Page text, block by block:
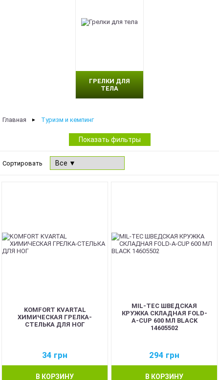
ГРЕЛКИ ДЛЯ
ТЕЛА
Главная ► Туризм и кемпинг
Показать фильтры
Сортировать
KOMFORT KVARTAL
ХИМИЧЕСКАЯ ГРЕЛКА-
СТЕЛЬКА ДЛЯ НОГ
34 грн
В КОРЗИНУ
MIL-TEC ШВЕДСКАЯ
КРУЖКА СКЛАДНАЯ FOLD-
A-CUP 600 МЛ BLACK
14605502
294 грн
В КОРЗИНУ